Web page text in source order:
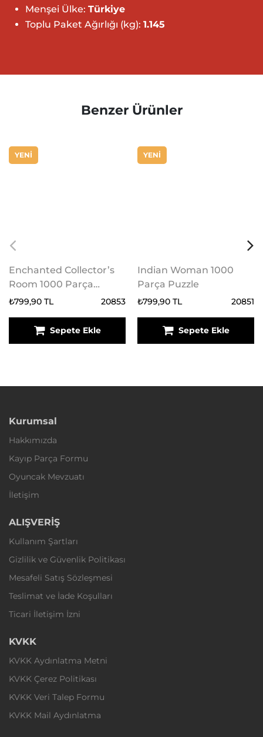
Menşei Ülke: Türkiye
Toplu Paket Ağırlığı (kg): 1.145
Benzer Ürünler
YENİ
Enchanted Collector’s
Room 1000 Parça
Puzzle
₺799,90 TL 20853
Sepete Ekle
YENİ
Indian Woman 1000
Parça Puzzle
₺799,90 TL 20851
Sepete Ekle
Kurumsal
Hakkımızda
Kayıp Parça Formu
Oyuncak Mevzuatı
İletişim
ALIŞVERİŞ
Kullanım Şartları
Gizlilik ve Güvenlik Politikası
Mesafeli Satış Sözleşmesi
Teslimat ve İade Koşulları
Ticari İletişim İzni
KVKK
KVKK Aydınlatma Metni
KVKK Çerez Politikası
KVKK Veri Talep Formu
KVKK Mail Aydınlatma